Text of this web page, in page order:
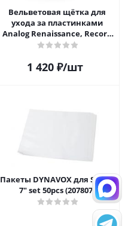
Вельветовая щётка для
ухода за пластинками
Analog Renaissance, Record
Velvet Brush, AR-7152, White
1 420₽/шт
Пакеты DYNAVOX для Single
7" set 50pcs (207807)